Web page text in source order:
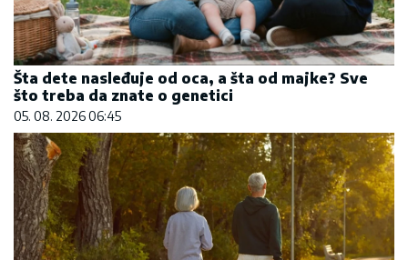
Šta dete nasleđuje od oca, a šta od majke? Sve
što treba da znate o genetici
05. 08. 2026 06:45